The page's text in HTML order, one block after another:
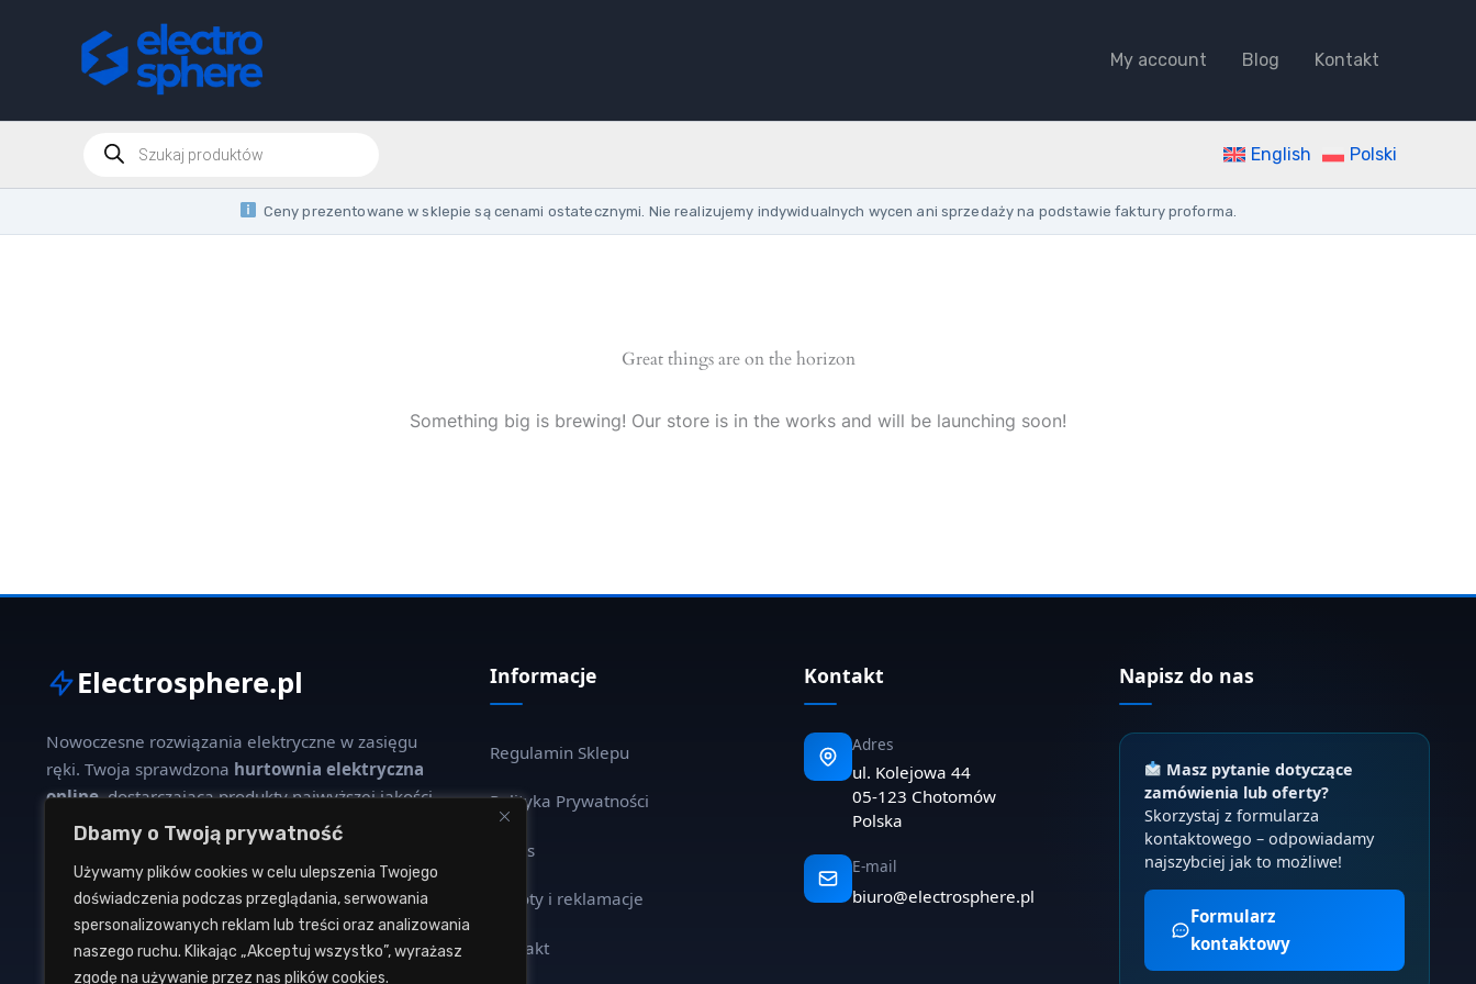
Dbamy o Twoją prywatność
Używamy plików cookies w celu ulepszenia Twojego
doświadczenia podczas przeglądania, serwowania
spersonalizowanych reklam lub treści oraz analizowania
naszego ruchu. Klikając „Akceptuj wszystko”, wyrażasz
zgodę na używanie przez nas plików cookies.
My account Blog Kontakt
Products
search
English Polski
Ceny prezentowane w sklepie są cenami ostatecznymi. Nie realizujemy indywidualnych wycen ani sprzedaży na podstawie faktury proforma.
Great things are on the horizon
Something big is brewing! Our store is in the works and will be launching soon!
Electrosphere.pl
Nowoczesne rozwiązania elektryczne w zasięgu
ręki. Twoja sprawdzona hurtownia elektryczna
online, dostarczająca produkty najwyższej jakości
dla profesjonalistów i klientów indywidualnych.
W naszej ofercie znajdziesz szeroki wybór kabli,
oświetlenia, aparatury modułowej oraz osprzętu
instalacyjnego od renomowanych producentów.
Informacje
Regulamin Sklepu
Polityka Prywatności
O nas
Zwroty i reklamacje
Kontakt
Kontakt
Adres
ul. Kolejowa 44
05-123 Chotomów
Polska
E-mail
biuro@electrosphere.pl
Napisz do nas
Masz pytanie dotyczące
zamówienia lub oferty?
Skorzystaj z formularza
kontaktowego – odpowiadamy
najszybciej jak to możliwe!
Formularz
kontaktowy
WHITE